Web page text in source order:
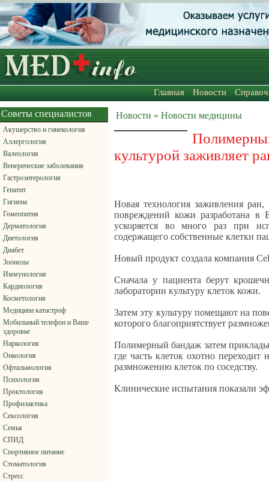
Главная Новости
Советы специалистов
Акушерство и гинекология
Аллергология
Валеология
Венерические заболевания
Гастроэнтерология
Гепатит
Гигиена
Гомеопатия
Дерматология
Диетология
Диабет
Зоонозы
Иммунология
Кардиология
Косметология
Медицина катастроф
Мобильный телефон и Ваше
здоровье
Наркология
Онкология
Офтальмология
Психология
Проктология
Профилактика
Сексология
Семья
СПИД
Спортивное питание
Стоматология
Стресс
Новости » Новости медицины
культурой заживляет
Новая технология заживления
повреждений кожи разработана в
ускоряется во много раз при
содержащего собственные клетки
Новый продукт создала компания
Сначала у пациента берут
лаборатории культуру клеток кожи.
Затем эту культуру помещают на
которого благоприятствует
Полимерный бандаж затем
где часть клеток охотно
размножению клеток по соседству.
Клинические испытания показали